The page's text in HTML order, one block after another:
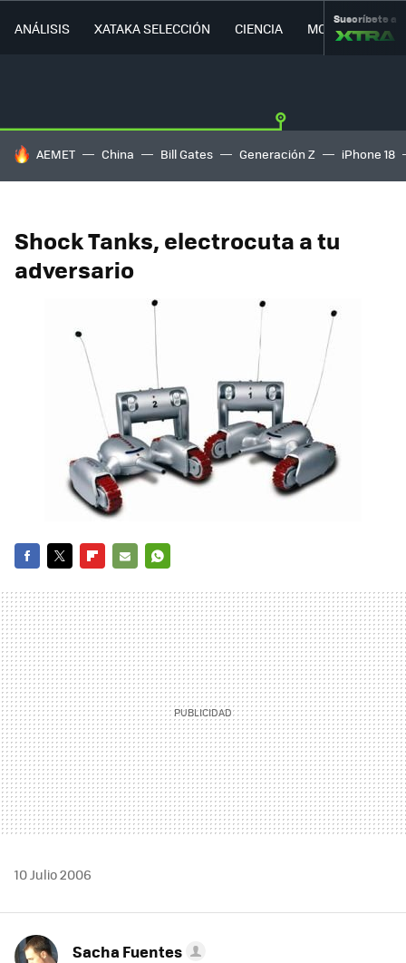
ANÁLISIS XATAKA SELECCIÓN CIENCIA MOVILIDAD
Suscríbete a
HOY SE HABLA DE
AEMET China Bill Gates Generación Z iPhone 18
Shock Tanks, electrocuta a tu
adversario
MAIL
10 Julio 2006
Sacha Fuentes